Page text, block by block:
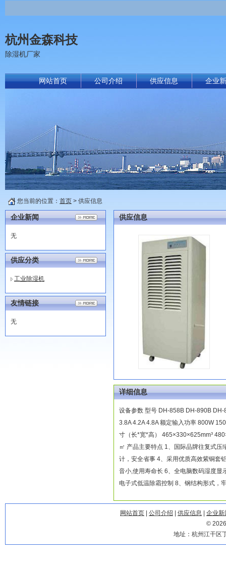
杭州金森科技
除湿机厂家
网站首页 公司介绍 供应信息 企业
您当前的位置： 首页 > 供应信息
企业新闻
无
供应分类
工业除湿机
友情链接
无
供应信息
详细信息
设备参数 型号 DH-858B DH-890B
3.8A 4.2A 4.8A 额定输入功率 800W
寸（长*宽*高） 465×330×625mm³
㎡ 产品主要特点 1、国际品牌往复式
计，安全省事 4、采用优质高效紫铜套
音小,使用寿命长 6、全电脑数码湿度
电子式低温除霜控制 8、钢结构形式，
网站首页 公司介绍 供应信息
企业新
©
地址：杭州江干区